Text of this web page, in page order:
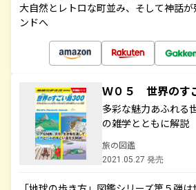
大自然とレトロな町並み、そして神話
ンドへ
Ｗ０５ 世界のす
多彩な魅力あふれる
の雑学とともに解説
旅の図鑑
2021.05.27 発売